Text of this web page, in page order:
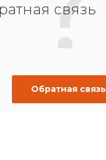
связь
Обратная связь